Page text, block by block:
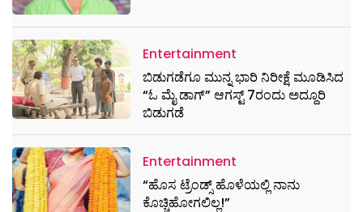
Entertainment
ಬಿಡುಗಡೆಗೂ ಮುನ್ನ ಭಾರಿ ನಿರೀಕ್ಷೆ ಮೂಡಿಸಿದ
“ಓ ಮೈ ಡಾಗ್” ಆಗಸ್ಟ್ 7ರಂದು ಅದ್ದೂರಿ
ಬಿಡುಗಡೆ
Entertainment
“ಹೊಸ ಟ್ರೆಂಡ್ಸ್ ಹೊಳೆಯಲ್ಲಿ ನಾನು
ಕೊಚ್ಚಿಹೋಗಲಿಲ್ಲ!”